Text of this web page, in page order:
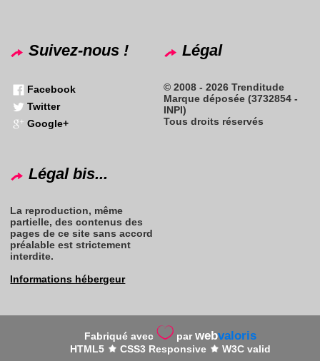
Suivez-nous !
Facebook
Twitter
Google+
Légal
© 2008 - 2026 Trenditude
Marque déposée (3732854 -
INPI)
Tous droits réservés
Légal bis...
La reproduction, même
partielle, des contenus des
pages de ce site sans accord
préalable est strictement
interdite.
Informations hébergeur
Fabriqué avec parwebvaloris
HTML5 CSS3 Responsive W3C valid